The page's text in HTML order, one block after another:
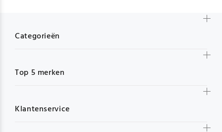
Categorieën
Top 5 merken
Klantenservice